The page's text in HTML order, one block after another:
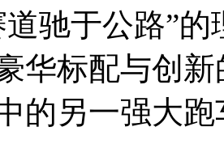
驰于公路”
华标配与创
的另一强大跑